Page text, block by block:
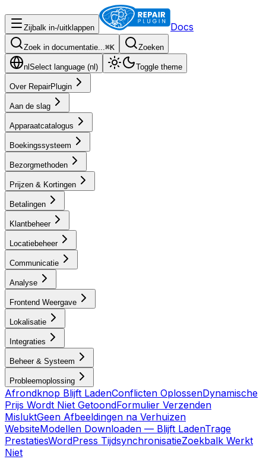
Zijbalk in-/uitklappen Docs
Zoek in documentatie...⌘K Zoeken
nl Select language (nl ) Toggle theme
Over RepairPlugin
Aan de slag
Apparaatcatalogus
Boekingssysteem
Bezorgmethoden
Prijzen & Kortingen
Betalingen
Klantbeheer
Locatiebeheer
Communicatie
Analyse
Frontend Weergave
Lokalisatie
Integraties
Beheer & Systeem
Probleemoplossing
Afrondknop Blijft LadenConflicten OplossenDynamische
Prijs Wordt Niet GetoondFormulier Verzenden
MisluktGeen Afbeeldingen na Verhuizen
WebsiteModellen Downloaden — Blijft LadenTrage
PrestatiesWordPress TijdsynchronisatieZoekbalk Werkt
Niet